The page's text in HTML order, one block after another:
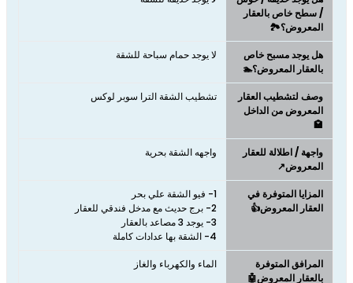
/ سطح خاص بالعقار
المعروض؟🏞️
هل يوجد مسبح خاص
بالعقار المعروض؟🏊
لا يوجد حمام سباحة للشقة
وصف لتشطيب العقار
المعروض من الداخل
🏩
تشطيب الشقة الترا سوبر لوكس
واجهة / اطلالة للعقار
المعروض↗️
واجهه الشقة بحرية
المزايا المتوفرة في
العقار المعروض👍
4- الشقة بها عدادات كاملة
المرافق المتوفرة
بالعقار المعروض🤖
الماء والكهرباء والغاز